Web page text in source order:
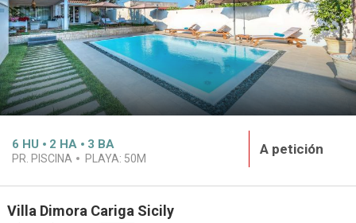
6 HU 2 HA 3 BA
PR. PISCINA PLAYA: 50M
A petición
Villa Dimora Cariga Sicily